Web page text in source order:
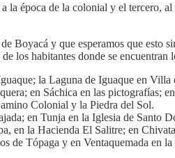
la época de la colonial y el tercero,
Boyacá y que esperamos que esto
los habitantes donde se
la Laguna de Iguaque en
en Sáchica en las pictografías;
Colonial y la Piedra del Sol.
en Tunja en la Iglesia de Santo
en la Hacienda El Salitre; en
de Tópaga y en Ventaquemada en